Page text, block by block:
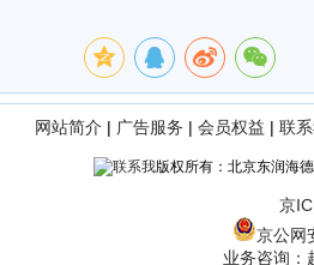
网站简介 | 广告服务 | 会员权益 | 联
版权所有：北京东润海
京
京公网
业务咨询：